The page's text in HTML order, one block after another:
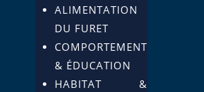
ALIMENTATION
DU FURET
COMPORTEMENT
& ÉDUCATION
HABITAT &